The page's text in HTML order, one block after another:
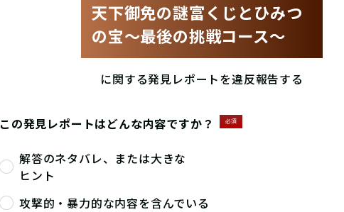
天下御免の謎富くじとひみつ
の宝〜最後の挑戦コース〜
に関する発見レポートを違反報告する
この発見レポートはどんな内容ですか？ 必須
解答のネタバレ、または大きな
ヒント
攻撃的・暴力的な内容を含んでいる